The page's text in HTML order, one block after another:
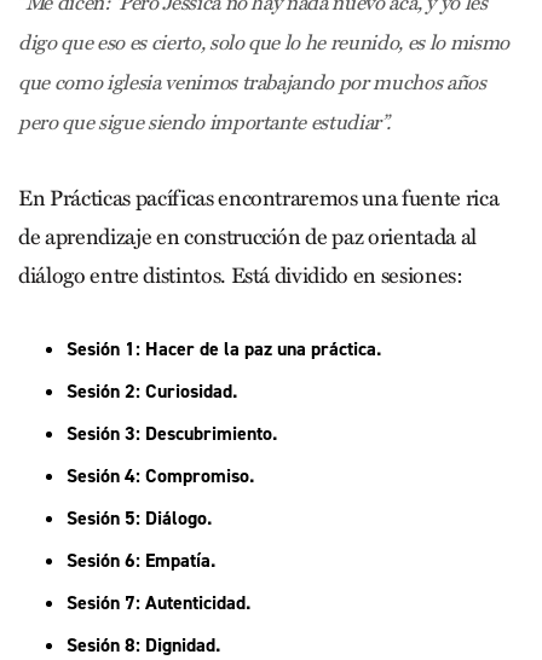
digo que eso es cierto, solo que lo he reunido, es lo mismo
que como iglesia venimos trabajando por muchos años
pero que sigue siendo importante estudiar”.
En Prácticas pacíficas encontraremos una fuente rica
de aprendizaje en construcción de paz orientada al
diálogo entre distintos. Está dividido en sesiones:
Sesión 1: Hacer de la paz una práctica.
Sesión 2: Curiosidad.
Sesión 3: Descubrimiento.
Sesión 4: Compromiso.
Sesión 5: Diálogo.
Sesión 6: Empatía.
Sesión 7: Autenticidad.
Sesión 8: Dignidad.